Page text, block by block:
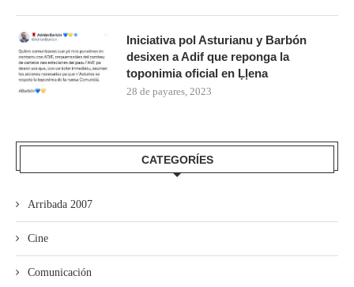
Iniciativa pol Asturianu y Barbón
desixen a Adif que reponga la
toponimia oficial en Ḷḷena
28 de payares, 2023
CATEGORÍES
Arribada 2007
Cine
Comunicación